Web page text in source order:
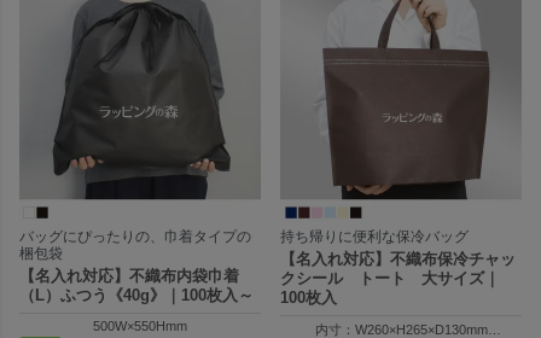
バッグにぴったりの、巾着タイプの
梱包袋
【名入れ対応】不織布内袋巾着
（L）ふつう《40g》｜100枚入～
500W×550Hmm
持ち帰りに便利な保冷バッグ
【名入れ対応】不織布保冷チャッ
クシール トート 大サイズ｜
100枚入
内寸：W260×H265×D130mm